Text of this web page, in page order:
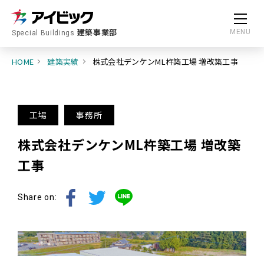
Special Buildings 建築事業部 MENU
HOME 建築実績 株式会社デンケンML杵築工場 増改築工事
工場 事務所
株式会社デンケンML杵築工場 増改築
工事
Share on: